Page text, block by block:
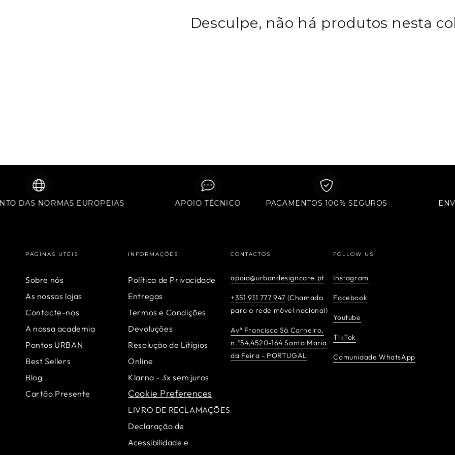
Desculpe, não há produtos nesta
DAS NORMAS EUROPEIAS APOIO TÉCNICO PAGAMENTOS 100% SEGUROS
PÁGINAS UTÉIS
Sobre nós
As nossas lojas
Contacte-nos
A nossa academia
Pontos URBAN
Best Sellers
Blog
Cartão Presente
INFORMAÇÕES
Política de Privacidade
Entregas
Termos e Condições
Devoluções
Resolução de Litígios
Online
Klarna - 3x sem juros
Cookie Preferences
LIVRO DE RECLAMAÇÕES
Declaração de
Acessibilidade e
CONTACTOS
apoio@urbandesigncare.pt
+351 911 777 947 (Chamada
para a rede móvel nacional)
Avª Francisco Sá Carneiro,
n.º54,4520-164 Santa Maria
da Feira - PORTUGAL
FOLLOW US
Instagram
Facebook
Youtube
TikTok
Comunidade WhatsApp